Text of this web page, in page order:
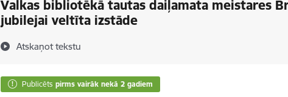
Valkas bibliotēkā tautas daiļamata meistares
jubilejai veltīta izstāde
Atskaņot tekstu
Publicēts pirms vairāk nekā 2 gadiem